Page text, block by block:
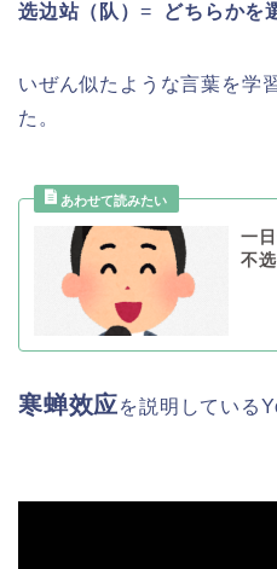
选边站（队） = どちらかを
いぜん似たような言葉を学
た。
一
不
寒蝉效应を説明している